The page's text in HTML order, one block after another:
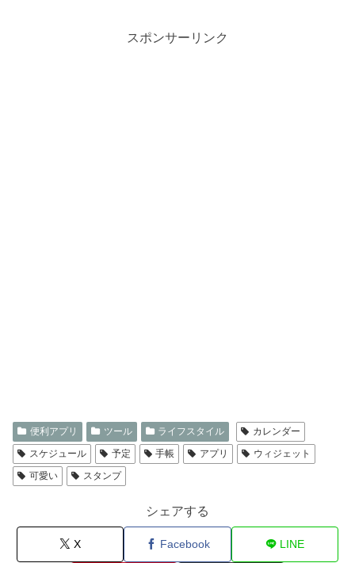
スポンサーリンク
便利アプリ ツール ライフスタイル
カレンダー
スケジュール
予定 手帳 アプリ
ウィジェット
可愛い
スタンプ
シェアする
X Facebook LINE